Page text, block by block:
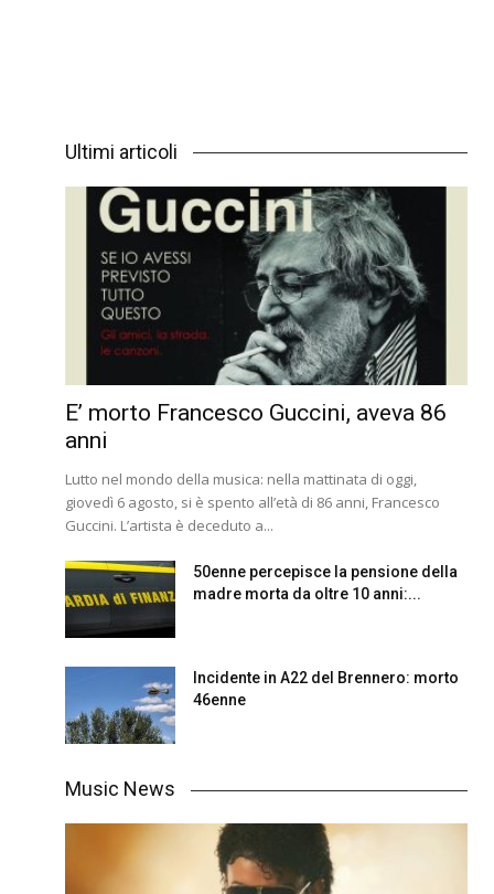
Ultimi articoli
E’ morto Francesco Guccini, aveva 86
anni
Lutto nel mondo della musica: nella mattinata di oggi,
giovedì 6 agosto, si è spento all’età di 86 anni, Francesco
Guccini. L’artista è deceduto a...
50enne percepisce la pensione della
madre morta da oltre 10 anni:...
Incidente in A22 del Brennero: morto
46enne
Music News